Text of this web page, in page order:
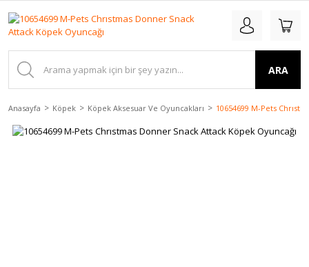
ARA
Anasayfa Köpek Köpek Aksesuar Ve Oyuncakları 10654699 M-Pets